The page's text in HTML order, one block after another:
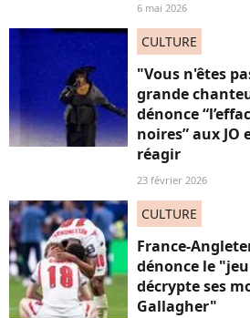
6 mai 2026
CULTURE
"Vous n'êtes
grande
dénonce
noires” aux
réagir
23 février 2026
CULTURE
France-
dénonce le
décrypte ses
Gallagher"